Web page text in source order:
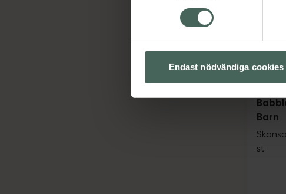
Endast nödvändiga cookies
Barn
st